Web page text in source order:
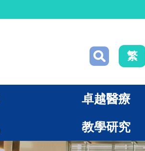
繁
卓越醫療
教學研究